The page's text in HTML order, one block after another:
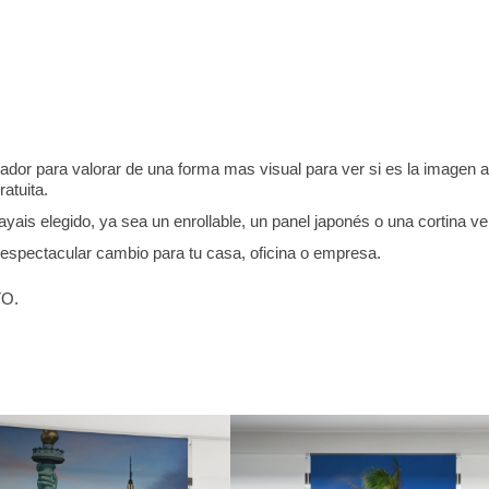
para valorar de una forma mas visual para ver si es la imagen
elegido, ya sea un enrollable, un panel japonés o una cortina
cambio para tu casa, oficina o empresa.